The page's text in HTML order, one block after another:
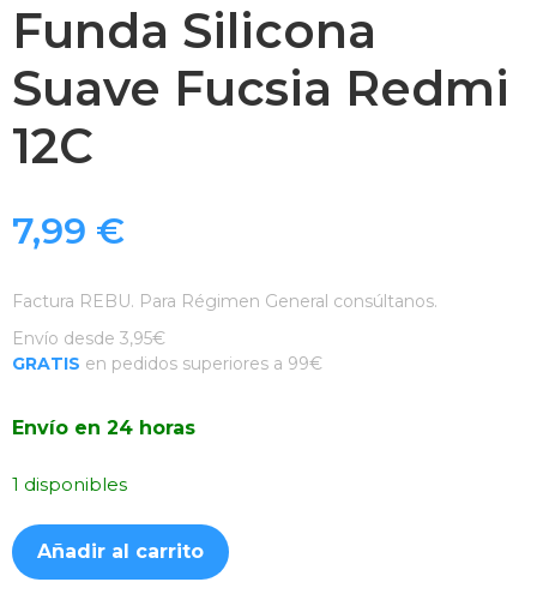
Funda Silicona
Suave Fucsia Redmi
12C
7,99 €
Factura REBU. Para Régimen General consúltanos.
Envío desde 3,95€
GRATIS en pedidos superiores a 99€
Envío en 24 horas
1 disponibles
Funda
Silicona
Añadir al carrito
Accesorios
Garantía Zaraphone